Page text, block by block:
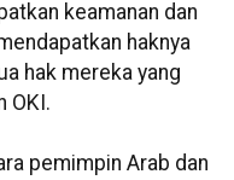
keamanan dan
haknya
hak mereka yang
OKI.
pemimpin Arab dan